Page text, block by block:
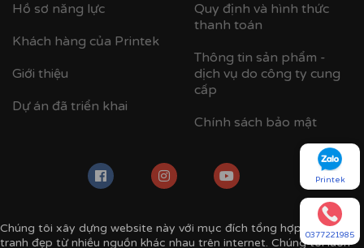
Hồ sơ năng lực
Khách hàng của Printek
Giới thiệu
Dự án đã triển khai
Quy định và hình thức
thanh toán
Thông tin sản phẩm -
dịch vụ do công ty cung
cấp
Chính sách bảo mật
Chúng tôi xây dựng website này với mục đích tổng hợp các mẫu
tranh đẹp từ nhiều nguồn khác nhau trên internet. Chúng tôi luôn
Printek
0377221985